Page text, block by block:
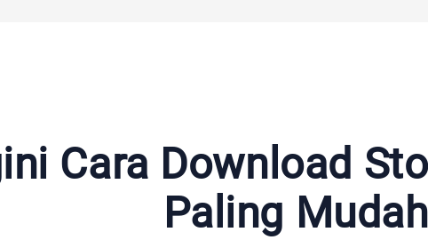
Cara Download
Paling Mudah